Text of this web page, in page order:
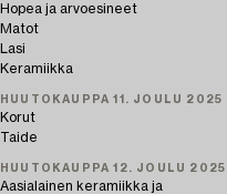
Hopea ja arvoesineet
Matot
Lasi
Keramiikka
HUUTOKAUPPA 11. JOULU 2025
Korut
Taide
HUUTOKAUPPA 12. JOULU 2025
Aasialainen keramiikka ja